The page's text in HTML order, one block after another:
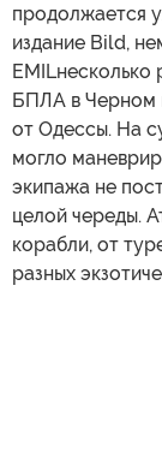
продолжается
издание Bild,
EMILнесколько
БПЛА в Черном
от Одессы. На
могло
экипажа не
целой череды.
корабли, от
разных